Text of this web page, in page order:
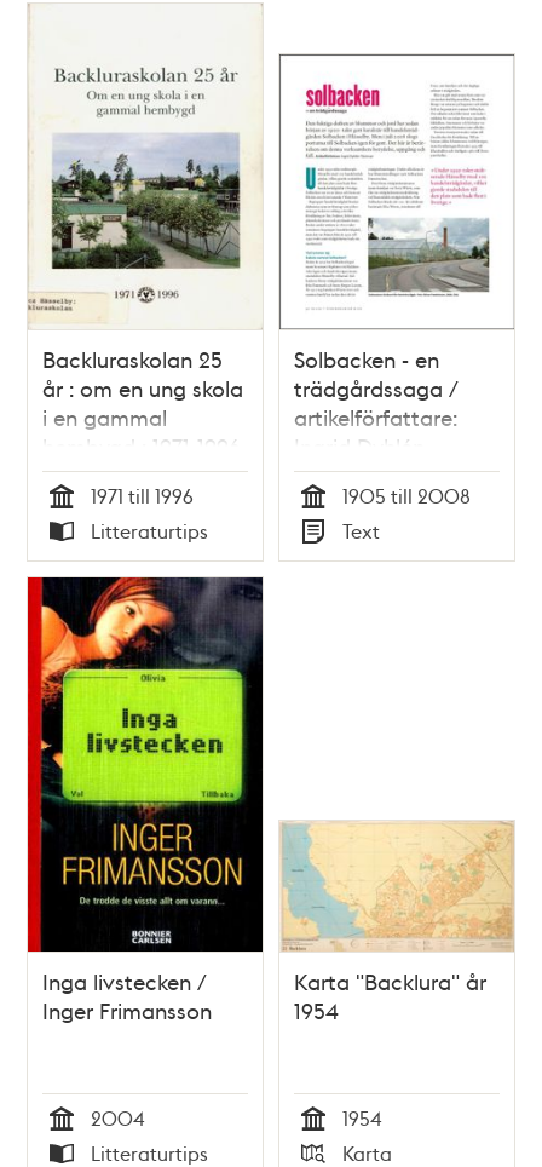
Backluraskolan 25
år : om en ung skola
i en gammal
hembygd : 1971-1996
Tid
1971 till 1996
Typ
Litteraturtips
Solbacken - en
trädgårdssaga /
artikelförfattare:
Ingrid Dyhlén-
Täckman
Tid
1905 till 2008
Typ
Text
Inga livstecken /
Inger Frimansson
Tid
2004
Litteraturtips
Karta "Backlura" år
1954
Tid
1954
Karta